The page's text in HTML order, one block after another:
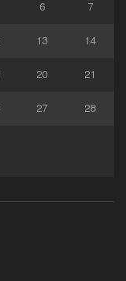
6 7
13 14
20 21
27 28